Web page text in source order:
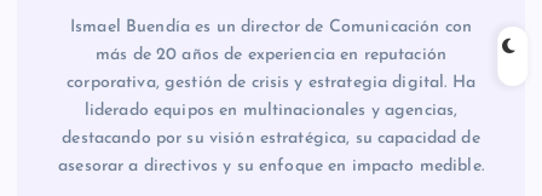
Ismael Buendía es un director de Comunicación con
más de 20 años de experiencia en reputación
corporativa, gestión de crisis y estrategia digital. Ha
liderado equipos en multinacionales y agencias,
destacando por su visión estratégica, su capacidad de
asesorar a directivos y su enfoque en impacto medible.